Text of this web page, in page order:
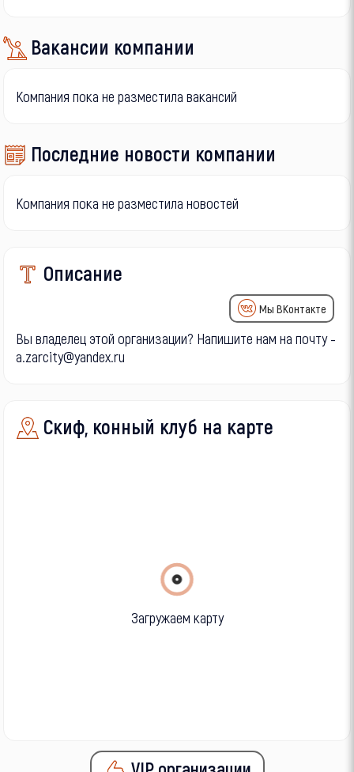
Вакансии компании
Компания пока не разместила вакансий
Последние новости компании
Компания пока не разместила новостей
Описание
Мы ВКонтакте
Вы владелец этой организации? Напишите нам на почту -
a.zarcity@yandex.ru
Скиф, конный клуб на карте
Загружаем карту